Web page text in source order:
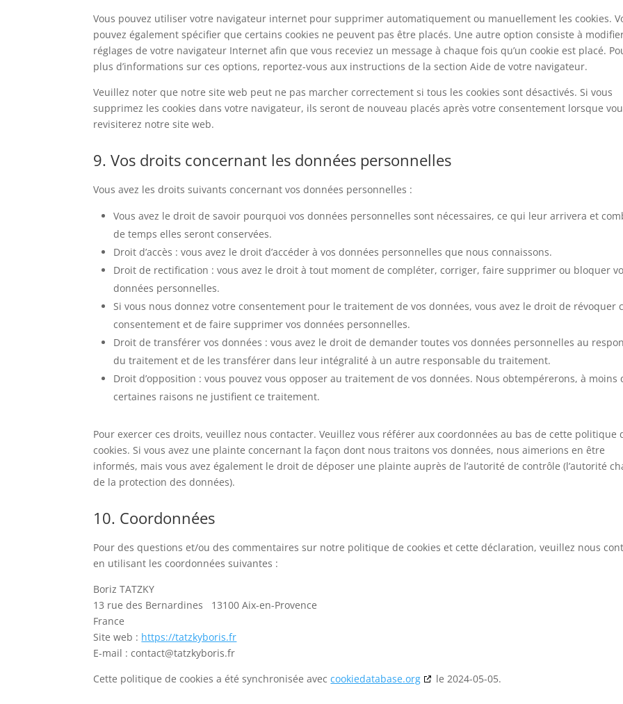
Vous pouvez utiliser votre navigateur internet pour supprimer automatiquement ou manuellement les cookies.
pouvez également spécifier que certains cookies ne peuvent pas être placés. Une autre option consiste à
réglages de votre navigateur Internet afin que vous receviez un message à chaque fois qu’un cookie est placé.
plus d’informations sur ces options, reportez-vous aux instructions de la section Aide de votre navigateur.
Veuillez noter que notre site web peut ne pas marcher correctement si tous les cookies sont désactivés. Si vous
supprimez les cookies dans votre navigateur, ils seront de nouveau placés après votre consentement lorsque
revisiterez notre site web.
9. Vos droits concernant les données personnelles
Vous avez les droits suivants concernant vos données personnelles :
Vous avez le droit de savoir pourquoi vos données personnelles sont nécessaires, ce qui leur arrivera et
de temps elles seront conservées.
Droit d’accès : vous avez le droit d’accéder à vos données personnelles que nous connaissons.
Droit de rectification : vous avez le droit à tout moment de compléter, corriger, faire supprimer ou bloquer
données personnelles.
Si vous nous donnez votre consentement pour le traitement de vos données, vous avez le droit de révoquer
consentement et de faire supprimer vos données personnelles.
Droit de transférer vos données : vous avez le droit de demander toutes vos données personnelles au
du traitement et de les transférer dans leur intégralité à un autre responsable du traitement.
Droit d’opposition : vous pouvez vous opposer au traitement de vos données. Nous obtempérerons, à moins
certaines raisons ne justifient ce traitement.
Pour exercer ces droits, veuillez nous contacter. Veuillez vous référer aux coordonnées au bas de cette politique
cookies. Si vous avez une plainte concernant la façon dont nous traitons vos données, nous aimerions en être
informés, mais vous avez également le droit de déposer une plainte auprès de l’autorité de contrôle (l’autorité
de la protection des données).
10. Coordonnées
Pour des questions et/ou des commentaires sur notre politique de cookies et cette déclaration, veuillez nous
en utilisant les coordonnées suivantes :
Boriz TATZKY
13 rue des Bernardines 13100 Aix-en-Provence
France
Site web : https://tatzkyboris.fr
E-mail :contact@tatzkyboris.fr
Cette politique de cookies a été synchronisée aveccookiedatabase.org le 2024-05-05.